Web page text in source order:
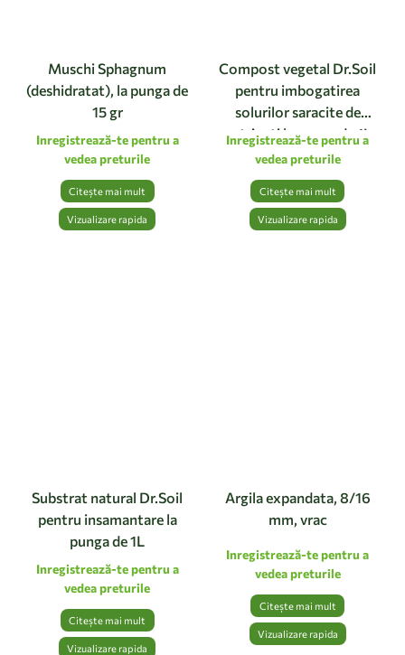
Muschi Sphagnum
(deshidratat), la punga de
15 gr
Inregistrează-te pentru a
vedea preturile
Citește mai mult
Vizualizare rapida
Compost vegetal Dr.Soil
pentru imbogatirea
solurilor saracite de
nutrienti la punga de 1L
Inregistrează-te pentru a
vedea preturile
Citește mai mult
Vizualizare rapida
Substrat natural Dr.Soil
pentru insamantare la
punga de 1L
Inregistrează-te pentru a
vedea preturile
Citește mai mult
Vizualizare rapida
Argila expandata, 8/16
mm, vrac
Inregistrează-te pentru a
vedea preturile
Citește mai mult
Vizualizare rapida